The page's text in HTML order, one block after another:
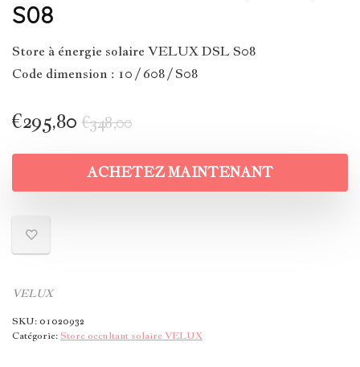
S08
Store à énergie solaire VELUX DSL S08
Code dimension : 10 / 608 / S08
€348,00
€295,80
ACHETEZ MAINTENANT
VELUX
SKU:01020932
Catégorie:Store occultant solaire VELUX